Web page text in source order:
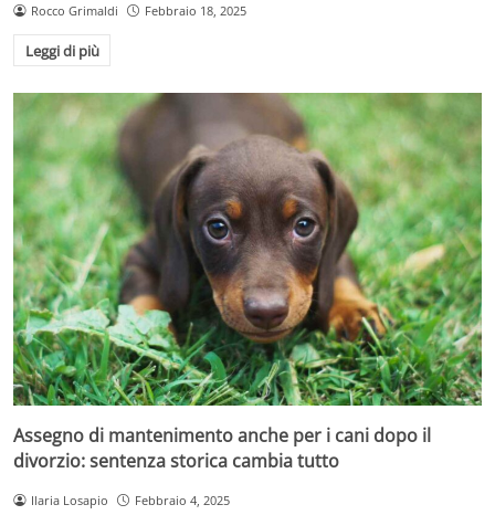
Rocco Grimaldi Febbraio 18, 2025
Leggi di più
Assegno di mantenimento anche per i cani dopo il
divorzio: sentenza storica cambia tutto
Ilaria Losapio Febbraio 4, 2025